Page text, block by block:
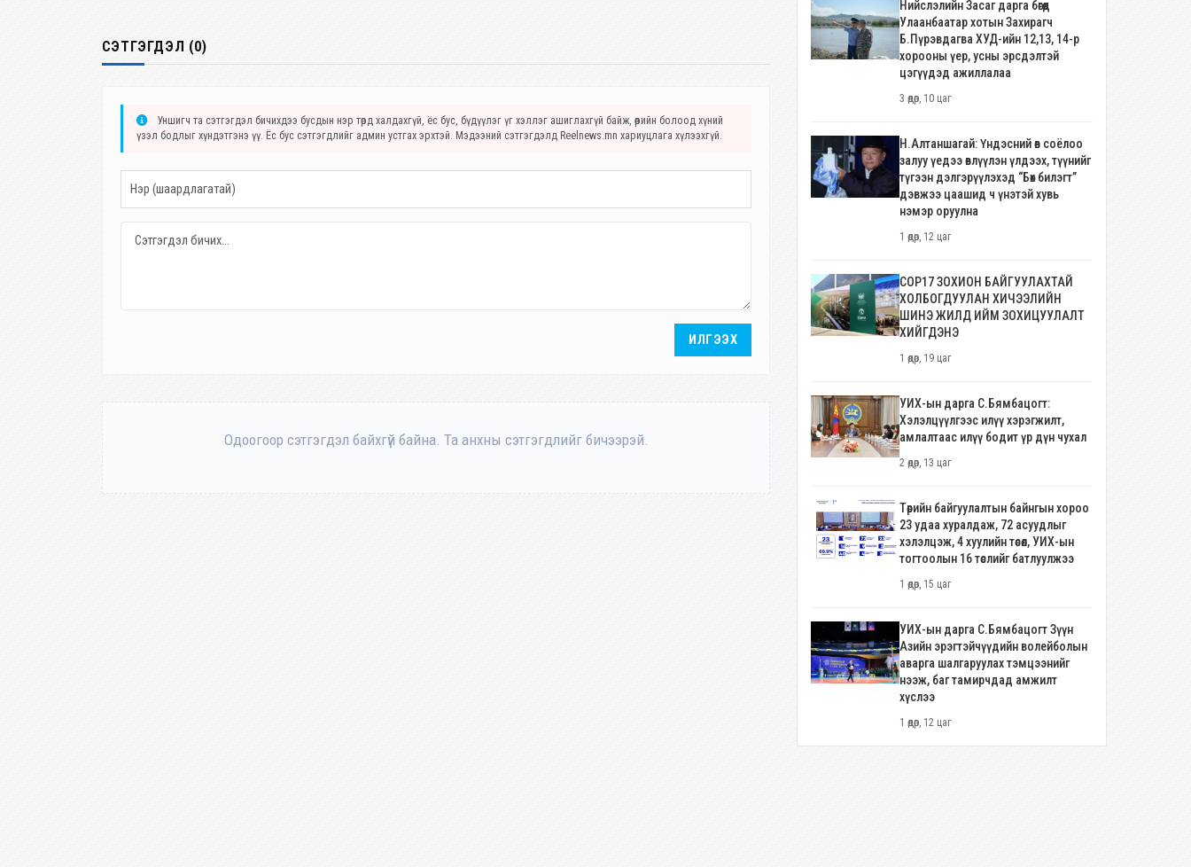
СЭТГЭГДЭЛ (0)
Уншигч та сэтгэгдэл бичихдээ бусдын нэр төрд халдахгүй, ёс бус, бүдүүлэг үг хэллэг ашиглахгүй байж, өөрийн болоод хүний
үзэл бодлыг хүндэтгэнэ үү. Ёс бус сэтгэгдлийг админ устгах эрхтэй. Мэдээний сэтгэгдэлд Reelnews.mn хариуцлага хүлээхгүй.
ИЛГЭЭХ
Одоогоор сэтгэгдэл байхгүй байна. Та анхны сэтгэгдлийг бичээрэй.
Нийслэлийн Засаг дарга бөгөөд
Улаанбаатар хотын Захирагч
Б.Пүрэвдагва ХУД-ийн 12,13, 14-р
хорооны үер, усны эрсдэлтэй
цэгүүдэд ажиллалаа
3 өдөр, 10 цаг
Н.Алтаншагай: Үндэсний өв соёлоо
залуу үедээ өвлүүлэн үлдээх, түүнийг
түгээн дэлгэрүүлэхэд “Бөх билэгт”
дэвжээ цаашид ч үнэтэй хувь
нэмэр оруулна
1 өдөр, 12 цаг
COP17 ЗОХИОН БАЙГУУЛАХТАЙ
ХОЛБОГДУУЛАН ХИЧЭЭЛИЙН
ШИНЭ ЖИЛД ИЙМ ЗОХИЦУУЛАЛТ
ХИЙГДЭНЭ
1 өдөр, 19 цаг
УИХ-ын дарга С.Бямбацогт:
Хэлэлцүүлгээс илүү хэрэгжилт,
амлалтаас илүү бодит үр дүн чухал
2 өдөр, 13 цаг
Төрийн байгуулалтын байнгын хороо
23 удаа хуралдаж, 72 асуудлыг
хэлэлцэж, 4 хуулийн төсөл, УИХ-ын
тогтоолын 16 төслийг батлуулжээ
1 өдөр, 15 цаг
УИХ-ын дарга С.Бямбацогт Зүүн
Азийн эрэгтэйчүүдийн волейболын
аварга шалгаруулах тэмцээнийг
нээж, баг тамирчдад амжилт
хүслээ
1 өдөр, 12 цаг